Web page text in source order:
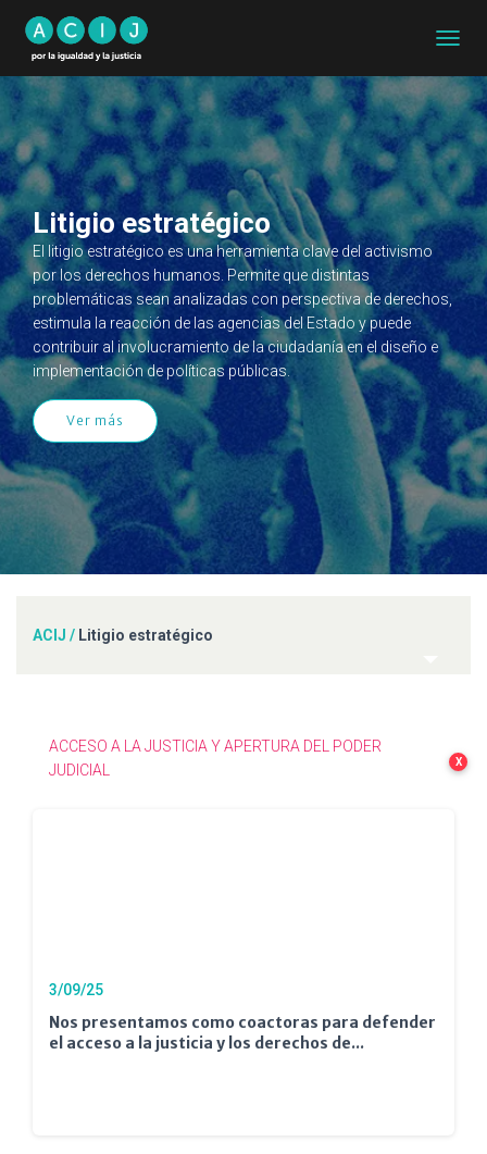
MODO
Litigio estratégico
El litigio estratégico es una herramienta clave del activismo
por los derechos humanos. Permite que distintas
problemáticas sean analizadas con perspectiva de derechos,
estimula la reacción de las agencias del Estado y puede
contribuir al involucramiento de la ciudadanía en el diseño e
implementación de políticas públicas.
Ver más
ACIJ / Litigio estratégico
ACCESO A LA JUSTICIA Y APERTURA DEL PODER
JUDICIAL
X
3/09/25
Nos presentamos como coactoras para defender
el acceso a la justicia y los derechos de...